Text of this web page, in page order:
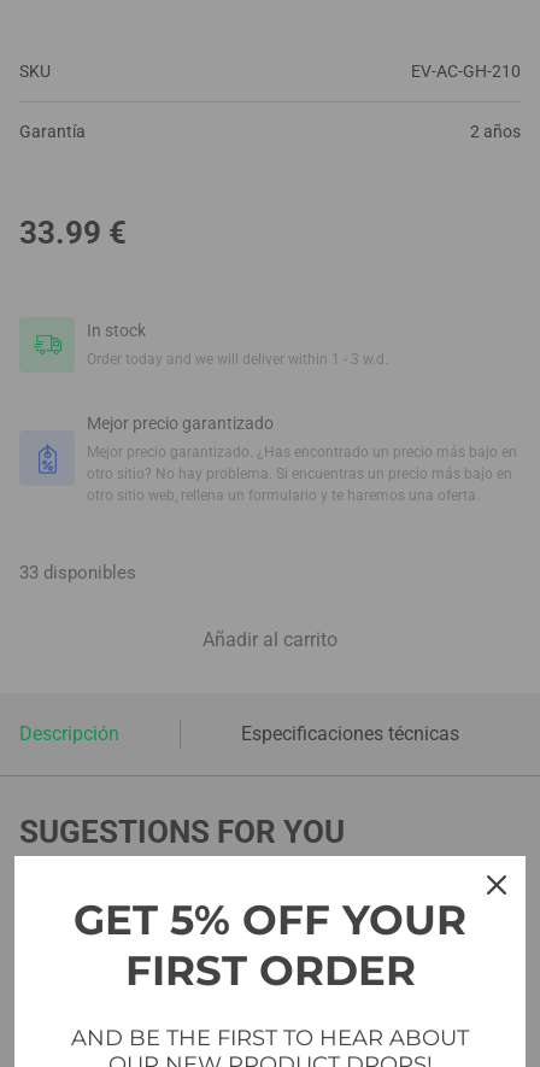
SKU EV-AC-GH-210
Garantía 2 años
33.99 €
In stock
Order today and we will deliver within 1 - 3 w.d.
Mejor precio garantizado
Mejor precio garantizado. ¿Has encontrado un precio más bajo en
otro sitio? No hay problema. Si encuentras un precio más bajo en
otro sitio web, rellena un formulario y te haremos una oferta.
33 disponibles
Añadir al carrito
Descripción Especificaciones técnicas
SUGESTIONS FOR YOU
GET 5% OFF YOUR
FIRST ORDER
AND BE THE FIRST TO HEAR ABOUT